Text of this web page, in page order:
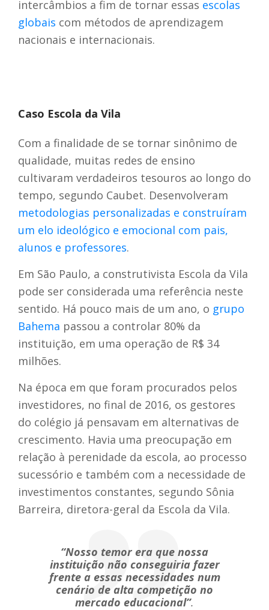
intercâmbios a fim de tornar essas escolas
globais com métodos de aprendizagem
nacionais e internacionais.
Caso Escola da Vila
Com a finalidade de se tornar sinônimo de
qualidade, muitas redes de ensino
cultivaram verdadeiros tesouros ao longo do
tempo, segundo Caubet. Desenvolveram
metodologias personalizadas e construíram
um elo ideológico e emocional com pais,
alunos e professores.
Em São Paulo, a construtivista Escola da Vila
pode ser considerada uma referência neste
sentido. Há pouco mais de um ano, o grupo
Bahema passou a controlar 80% da
instituição, em uma operação de R$ 34
milhões.
Na época em que foram procurados pelos
investidores, no final de 2016, os gestores
do colégio já pensavam em alternativas de
crescimento. Havia uma preocupação em
relação à perenidade da escola, ao processo
sucessório e também com a necessidade de
investimentos constantes, segundo Sônia
Barreira, diretora-geral da Escola da Vila.
“Nosso temor era que nossa
instituição não conseguiria fazer
frente a essas necessidades num
cenário de alta competição no
mercado educacional”.